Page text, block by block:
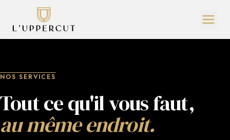
NOS SERVICES
Tout ce qu'il vous faut,
au même endroit.